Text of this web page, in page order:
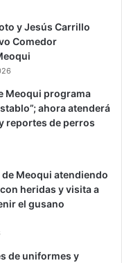
y Jesús Carrillo
Comedor
Meoqui programa
ahora atenderá
reportes de perros
Meoqui atendiendo
heridas y visita a
el gusano
de uniformes y